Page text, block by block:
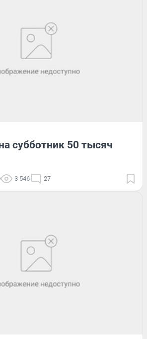
субботник 50 тысяч
3 546 27